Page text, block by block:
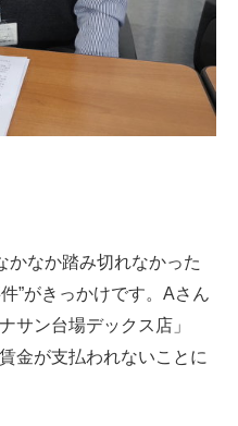
なか踏み切れなかった
”がきっかけです。Aさん
サン台場デックス店」
金が支払われないことに